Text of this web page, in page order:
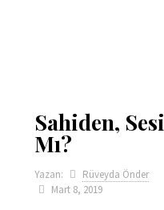
Sahiden,
Mı?
Yazan:
Rüveyda Önder
Mart 8, 2019